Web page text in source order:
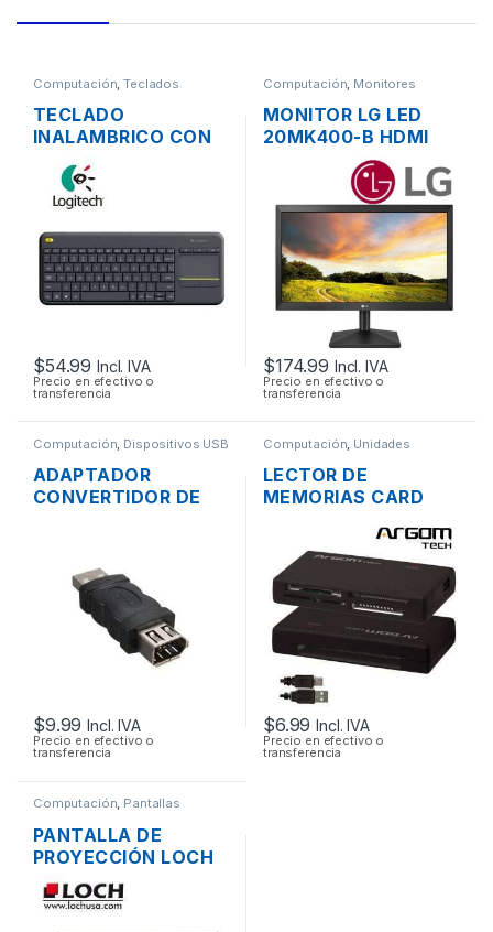
Computación,Teclados
TECLADO
INALAMBRICO CON
TOUCHPAD
LOGITECH K400 EN
ESPAÑOL
COLOR NEGRO
MULTIMEDIA
$54.99 Incl. IVA
Precio en efectivo o
transferencia
Computación, Monitores
MONITOR LG LED
20MK400-B HDMI
VGA FLAT PANEL
WIDE SCREEN DE
20”
$174.99 Incl. IVA
Precio en efectivo o
transferencia
Computación Dispositivos USB
ADAPTADOR
CONVERTIDOR DE
$9.99 Incl. IVA
Precio en efectivo o
transferencia
Computación Unidades
Opticas - Lectores
LECTOR DE
MEMORIAS CARD
ARGOM 88R USB 2.0
TODO EN 1
$6.99 Incl. IVA
Precio en efectivo o
transferencia
Computación, Pantallas
PANTALLA DE
PROYECCIÓN LOCH
MS84 MANUAL
PLEGABLE 177 X